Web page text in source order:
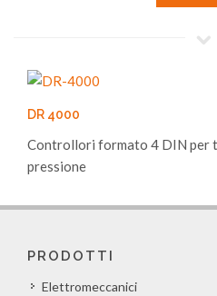
DR 4000
Controllori formato 4 DIN per
pressione
PRODOTTI
Elettromeccanici